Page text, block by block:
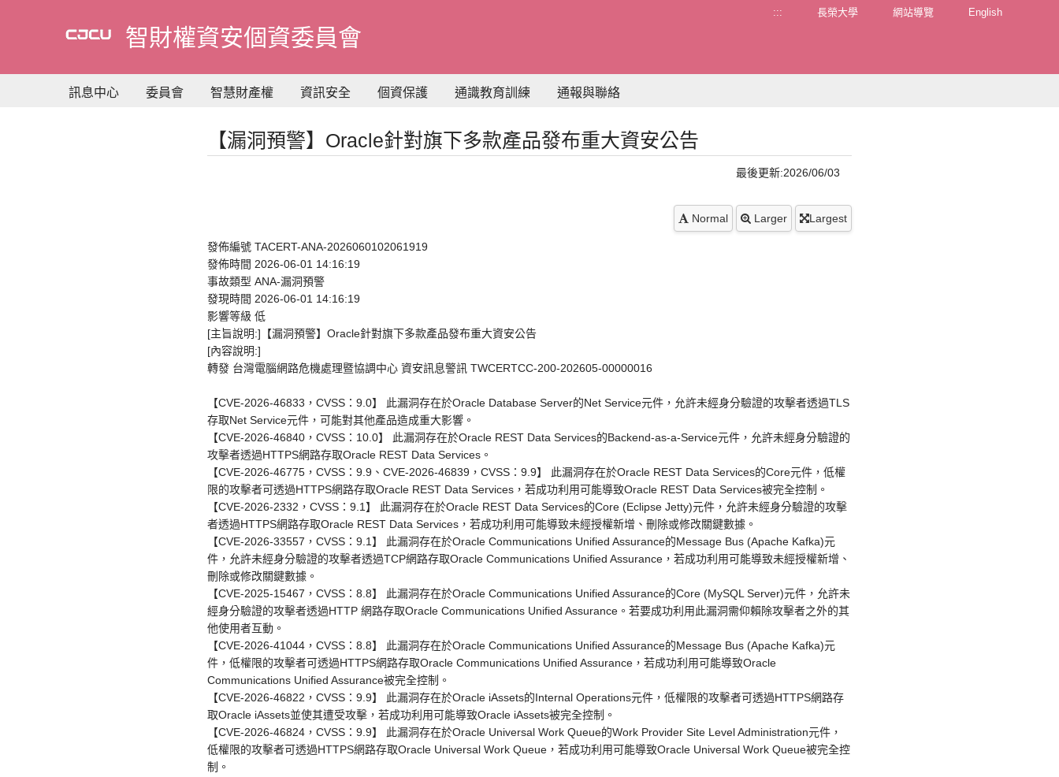
要
容
智財權資安個資委員會
::: 長榮大學 網站導覽 English
訊息中心 委員會 智慧財產權 資訊安全 個資保護 通識教育訓練 通報與聯絡
【漏洞預警】Oracle針對旗下多款產品發布重大資安公告
最後更新:2026/06/03
Normal Larger Largest
發佈編號 TACERT-ANA-2026060102061919
發佈時間 2026-06-01 14:16:19
事故類型 ANA-漏洞預警
發現時間 2026-06-01 14:16:19
影響等級 低
[主旨說明:]【漏洞預警】Oracle針對旗下多款產品發布重大資安公告
[內容說明:]
轉發 台灣電腦網路危機處理暨協調中心 資安訊息警訊 TWCERTCC-200-202605-00000016
【CVE-2026-46833，CVSS：9.0】 此漏洞存在於Oracle Database Server的Net Service元件，允許未經身分驗證的攻擊者透過TLS
存取Net Service元件，可能對其他產品造成重大影響。
【CVE-2026-46840，CVSS：10.0】 此漏洞存在於Oracle REST Data Services的Backend-as-a-Service元件，允許未經身分驗證的
攻擊者透過HTTPS網路存取Oracle REST Data Services。
【CVE-2026-46775，CVSS：9.9、CVE-2026-46839，CVSS：9.9】 此漏洞存在於Oracle REST Data Services的Core元件，低權
限的攻擊者可透過HTTPS網路存取Oracle REST Data Services，若成功利用可能導致Oracle REST Data Services被完全控制。
【CVE-2026-2332，CVSS：9.1】 此漏洞存在於Oracle REST Data Services的Core (Eclipse Jetty)元件，允許未經身分驗證的攻擊
者透過HTTPS網路存取Oracle REST Data Services，若成功利用可能導致未經授權新增、刪除或修改關鍵數據。
【CVE-2026-33557，CVSS：9.1】 此漏洞存在於Oracle Communications Unified Assurance的Message Bus (Apache Kafka)元
件，允許未經身分驗證的攻擊者透過TCP網路存取Oracle Communications Unified Assurance，若成功利用可能導致未經授權新增、
刪除或修改關鍵數據。
【CVE-2025-15467，CVSS：8.8】 此漏洞存在於Oracle Communications Unified Assurance的Core (MySQL Server)元件，允許未
經身分驗證的攻擊者透過HTTP 網路存取Oracle Communications Unified Assurance。若要成功利用此漏洞需仰賴除攻擊者之外的其
他使用者互動。
【CVE-2026-41044，CVSS：8.8】 此漏洞存在於Oracle Communications Unified Assurance的Message Bus (Apache Kafka)元
件，低權限的攻擊者可透過HTTPS網路存取Oracle Communications Unified Assurance，若成功利用可能導致Oracle
Communications Unified Assurance被完全控制。
【CVE-2026-46822，CVSS：9.9】 此漏洞存在於Oracle iAssets的Internal Operations元件，低權限的攻擊者可透過HTTPS網路存
取Oracle iAssets並使其遭受攻擊，若成功利用可能導致Oracle iAssets被完全控制。
【CVE-2026-46824，CVSS：9.9】 此漏洞存在於Oracle Universal Work Queue的Work Provider Site Level Administration元件，
低權限的攻擊者可透過HTTPS網路存取Oracle Universal Work Queue，若成功利用可能導致Oracle Universal Work Queue被完全控
制。